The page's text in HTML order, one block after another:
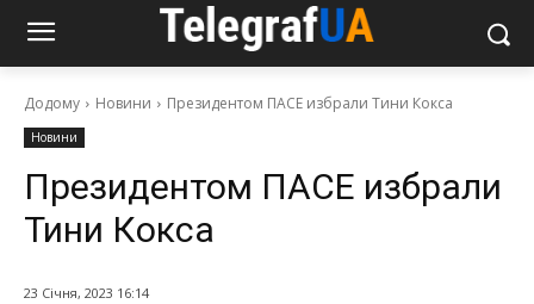
Додому Новини Президентом ПАСЕ избрали Тини Кокса
Новини
Президентом ПАСЕ избрали
Тини Кокса
23 Січня, 2023 16:14